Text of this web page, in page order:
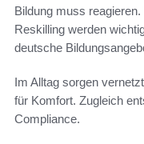
Bildung muss
Reskilling werden
deutsche
Im Alltag sorgen
für Komfort. Zugleich
Compliance.